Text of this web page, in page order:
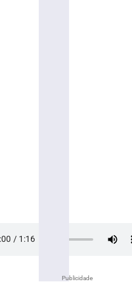
Publicidade